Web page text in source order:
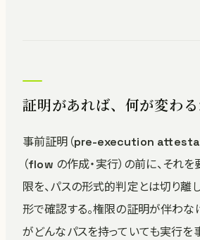
証明があれば、何が変わ
事前証明（pre-execution
（flow の作成・実行）の前に、それ
限を、パスの形式的判定とは切り離
形で確認する。権限の証明が伴わな
がどんなパスを持っていても実行を